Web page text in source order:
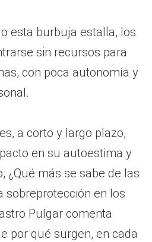
esta burbuja estalla, los
sin recursos para
con poca autonomía y
a corto y largo plazo,
en su autoestima y
¿Qué más se sabe de las
sobreprotección en los
Pulgar comenta
por qué surgen, en cada